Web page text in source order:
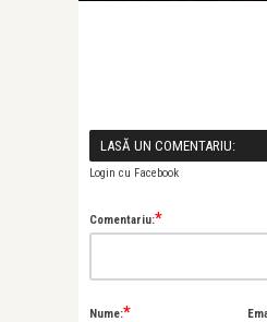
LASĂ UN COMENTARIU:
Login cu Facebook
Comentariu:*
Nume:*